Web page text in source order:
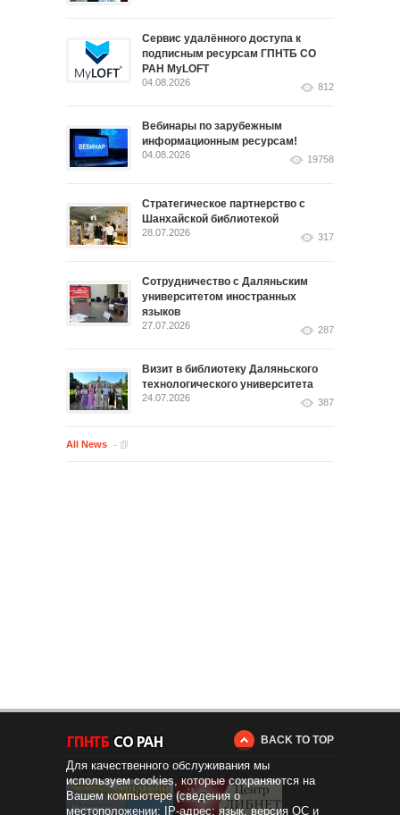
Сервис удалённого доступа к
подписным ресурсам ГПНТБ СО
РАН MyLOFT
04.08.2026 812
Вебинары по зарубежным
информационным ресурсам!
04.08.2026 19758
Стратегическое партнерство с
Шанхайской библиотекой
28.07.2026 317
Сотрудничество с Даляньским
университетом иностранных
языков
27.07.2026 287
Визит в библиотеку Даляньского
технологического университета
24.07.2026 387
All News
BACK TO TOP
Для качественного обслуживания мы
используем cookies, которые сохраняются на
Вашем компьютере (сведения о
местоположении; IP-адрес; язык, версия ОС и